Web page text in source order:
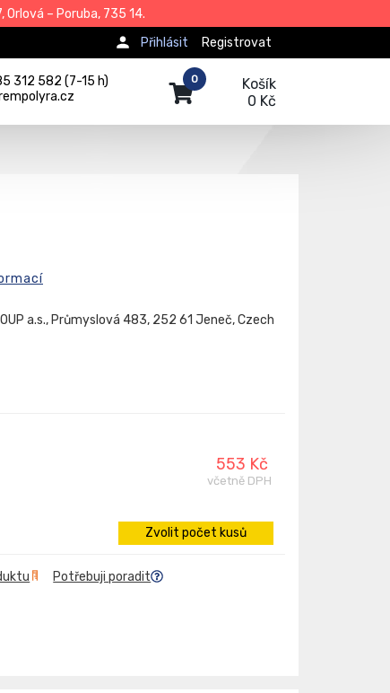
– Poruba, 735 14.
Registrovat
Přihlásit
312 582 (7-15 h)
Košík
0 Kč
0
a.s., Průmyslová 483, 252 61 Jeneč, Czech
553 Kč
včetně DPH
Zvolit počet kusů
Potřebuji poradit